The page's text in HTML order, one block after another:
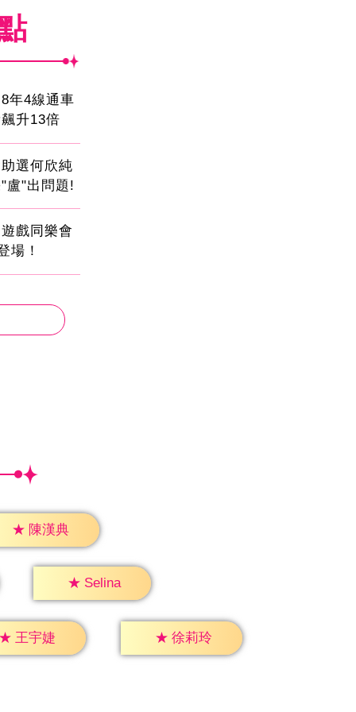
年4線通車
升13倍
選何欣純
盧"出問題!
戲同樂會
場！
★ 陳漢典
★ Selina
王宇婕 ★ 徐莉玲